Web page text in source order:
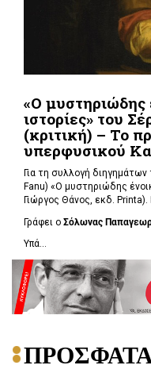
«Ο μυστηριώδης
ιστορίες» του
(κριτική) – Το
υπερφυσικού
Για τη συλλογή
Fanu) «Ο μυστηριώδης
Γιώργος Θάνος, εκδ.
Γράφει ο Σόλωνας
Υπά...